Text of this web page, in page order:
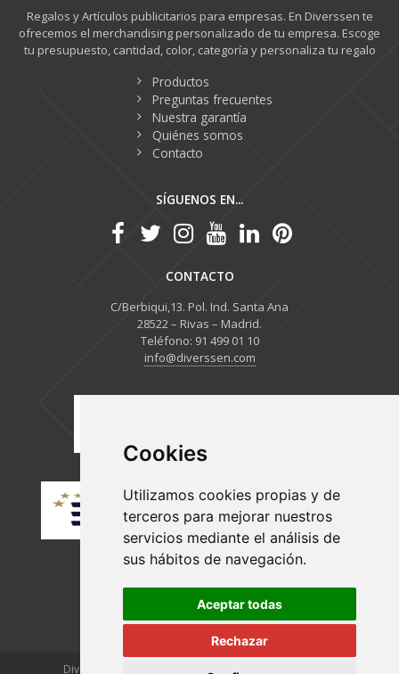
Cookies
Utilizamos cookies propias y de
terceros para mejorar nuestros
servicios mediante el análisis de
sus hábitos de navegación.
Aceptar todas
Rechazar
Regalos y Artículos publicitarios para empresas. En Diverssen te
ofrecemos el merchandising personalizado de tu empresa. Escoge
tu presupuesto, cantidad, color, categoría y personaliza tu regalo
Productos
Preguntas frecuentes
Nuestra garantía
Quiénes somos
Contacto
SÍGUENOS EN...
CONTACTO
C/Berbiqui,13. Pol. Ind. Santa Ana
28522 – Rivas – Madrid.
Teléfono: 91 499 01 10
info@diverssen.com
Diverssen © 2025 | Privacidad Aviso legal